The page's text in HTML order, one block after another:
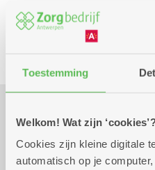
Toestemming
Welkom! Wat zijn
Cookies zijn kleine digitale
automatisch op je
Praktisch